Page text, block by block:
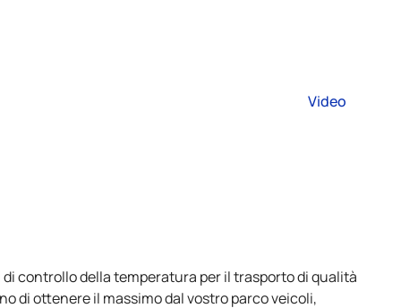
Video
controllo della temperatura per il trasporto di qualità
di ottenere il massimo dal vostro parco veicoli,